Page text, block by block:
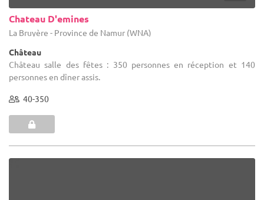
Chateau D'emines
La Bruyère - Province de Namur (WNA)
Château
Château salle des fêtes : 350 personnes en réception et 140
personnes en dîner assis.
40-350